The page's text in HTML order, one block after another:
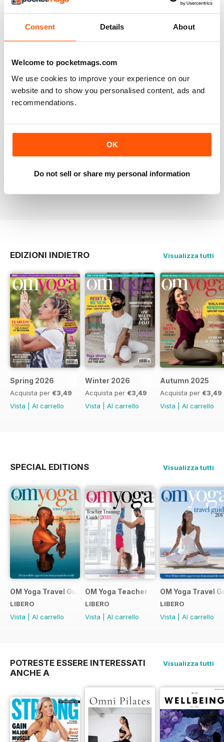
Consent Details About
Welcome to pocketmags.com
We use cookies to improve your experience on our
website and to show you personalised content, ads and
recommendations.
OK
Do not sell or share my personal information
Very good
Recensito 07 dicembre 2020
OM YOGA MAGAZINE
Love the 360 on yoga positions.
LOVE this magazine!
EDIZIONI INDIETRO Visualizza tutti
Spring 2026
Acquista per €3,49
Vista
Al carrello
Winter 2026
Acquista per €3,49
Vista
Al carrello
Autumn 2025
Acquista per €3,49
Vista
Al carrello
SPECIAL EDITIONS Visualizza tutti
OM Yoga Travel Guide 2019
LIBERO
Vista
Al carrello
OM Yoga Teacher Training Guide 2018
LIBERO
Vista
Al carrello
OM Yoga Travel
LIBERO
Vista
Al carrello
POTRESTE ESSERE INTERESSATI
ANCHE A
Visualizza tutti